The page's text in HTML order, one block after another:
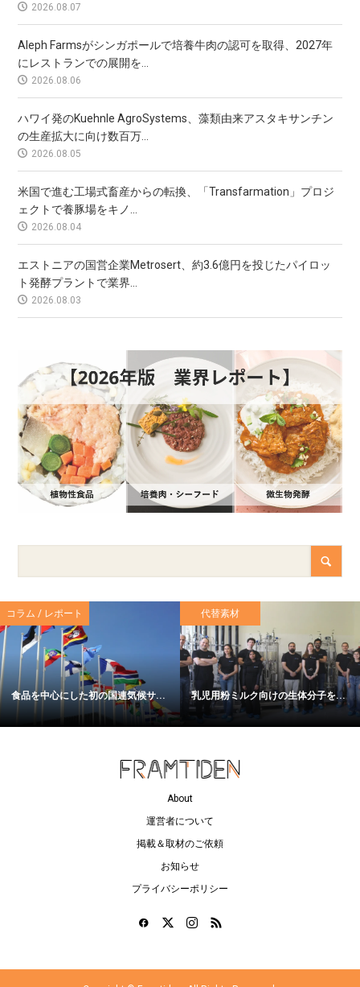
2026.08.07
Aleph Farmsがシンガポールで培養牛肉の認可を取得、2027年
にレストランでの展開を...
2026.08.06
ハワイ発のKuehnle AgroSystems、藻類由来アスタキサンチン
の生産拡大に向け数百万...
2026.08.05
米国で進む工場式畜産からの転換、「Transfarmation」プロジ
ェクトで養豚場をキノ...
2026.08.04
エストニアの国営企業Metrosert、約3.6億円を投じたパイロッ
ト発酵プラントで業界...
2026.08.03
コラム / レポート
食品を中心にした初の国連気候サ...
代替素材
乳児用粉ミルク向けの生体分子を...
About
運営者について
掲載＆取材のご依頼
お知らせ
プライバシーポリシー